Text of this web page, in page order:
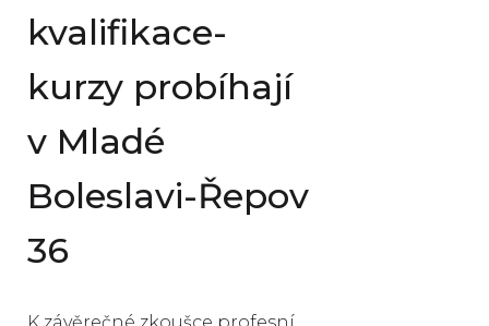
kvalifikace-
kurzy probíhají
v Mladé
Boleslavi-Řepov
36